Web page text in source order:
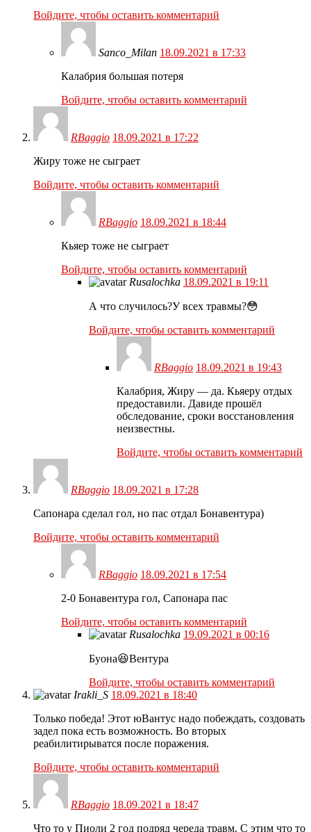
Войдите, чтобы оставить комментарий
Sanco_Milan 18.09.2021 в 17:33
Калабрия большая потеря
Войдите, чтобы оставить комментарий
RBaggio 18.09.2021 в 17:22
Жиру тоже не сыграет
Войдите, чтобы оставить комментарий
RBaggio 18.09.2021 в 18:44
Кьяер тоже не сыграет
Войдите, чтобы оставить комментарий
Rusalochka 18.09.2021 в 19:11
А что случилось?У всех травмы?😳
Войдите, чтобы оставить комментарий
RBaggio 18.09.2021 в 19:43
Калабрия, Жиру — да. Кьяеру отдых
предоставили. Давиде прошёл
обследование, сроки восстановления
неизвестны.
Войдите, чтобы оставить комментарий
RBaggio 18.09.2021 в 17:28
Сапонара сделал гол, но пас отдал Бонавентура)
Войдите, чтобы оставить комментарий
RBaggio 18.09.2021 в 17:54
2-0 Бонавентура гол, Сапонара пас
Войдите, чтобы оставить комментарий
Rusalochka 19.09.2021 в 00:16
Буона😆Вентура
Войдите, чтобы оставить комментарий
Irakli_S 18.09.2021 в 18:40
Только победа! Этот юВантус надо побеждать, создовать
задел пока есть возможность. Во вторых
реабилитирыватся после поражения.
Войдите, чтобы оставить комментарий
RBaggio 18.09.2021 в 18:47
Что то у Пиоли 2 год подряд череда травм. С этим что то